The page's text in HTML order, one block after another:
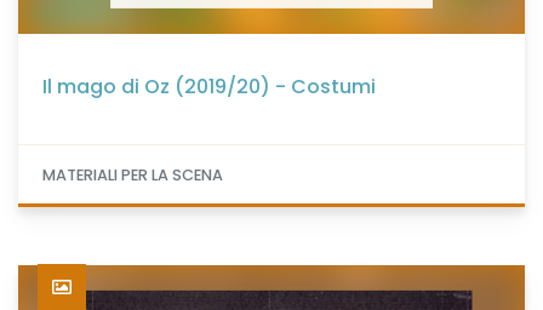
Il mago di Oz (2019/20) - Costumi
MATERIALI PER LA SCENA